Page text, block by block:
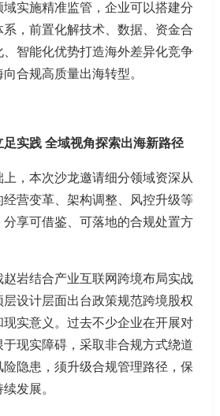
域实施精准监管，企业可以搭建分
，前置化解技术、数据、资金合
智能化优势打造海外差异化竞争
合规高质量出海转型。
足实践 全域视角探索出海新路径
，本次沙龙邀请细分领域资深从
营变革、架构调整、风控升级等
享可借鉴、可落地的合规处置方
赵岩结合产业互联网跨境布局实战
设计层面出台政策规范跨境股权
实意义。过去不少企业在开展对
现实障碍，采取非合规方式绕道
隐患，须升级合规管理路径，保
发展。